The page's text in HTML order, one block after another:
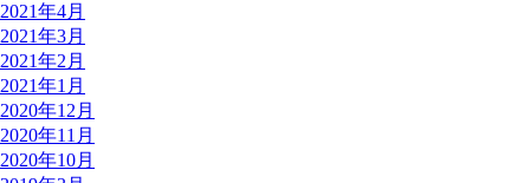
2021年4月
2021年3月
2021年2月
2021年1月
2020年12月
2020年11月
2020年10月